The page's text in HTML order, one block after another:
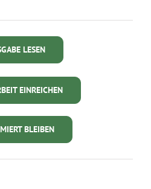
LESEN
EINREICHEN
BLEIBEN